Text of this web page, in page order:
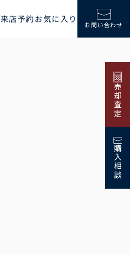
来店予約お気に入り お問い合わせ
売却査定
購入相談